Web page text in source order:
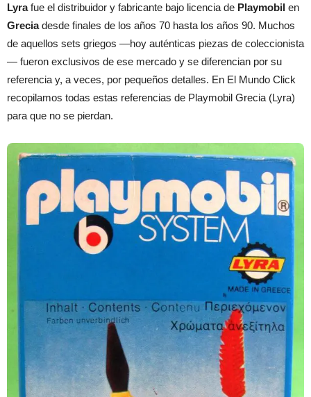
Lyrafue el distribuidor y fabricante bajo licencia de Playmobil en
Greciadesde finales de los años 70 hasta los años 90. Muchos
de aquellos sets griegos —hoy auténticas piezas de coleccionista
— fueron exclusivos de ese mercado y se diferencian por su
referencia y, a veces, por pequeños detalles. En El Mundo Click
recopilamos todas estas referencias de Playmobil Grecia (Lyra)
para que no se pierdan.